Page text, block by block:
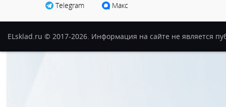
Telegram Макс
ELsklad.ru © 2017-2026. Информация на сайте не является